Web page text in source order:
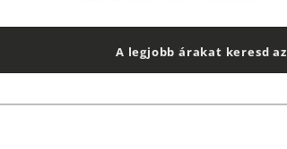
A legjobb árakat keresd az